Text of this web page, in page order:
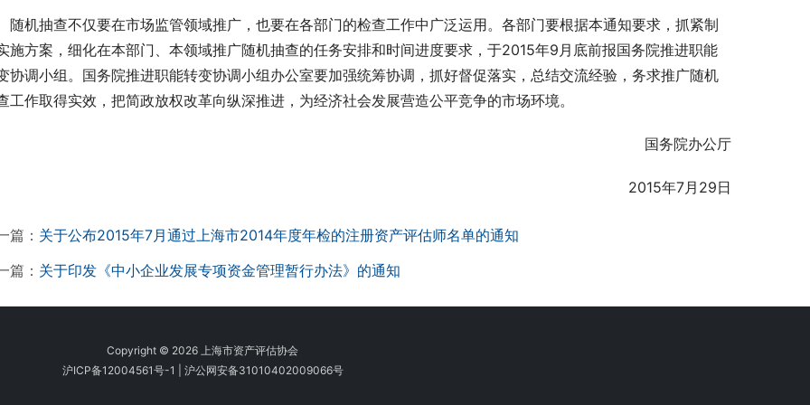
机抽查不仅要在市场监管领域推广，也要在各部门的检查工作中广泛运用。各部门要根据本通知要求，抓紧制
施方案，细化在本部门、本领域推广随机抽查的任务安排和时间进度要求，于2015年9月底前报国务院推进职能
协调小组。国务院推进职能转变协调小组办公室要加强统筹协调，抓好督促落实，总结交流经验，务求推广随机
工作取得实效，把简政放权改革向纵深推进，为经济社会发展营造公平竞争的市场环境。
国务院办公厅
2015年7月29日
篇： 关于公布2015年7月通过上海市2014年度年检的注册资产评估师名单的通知
篇： 关于印发《中小企业发展专项资金管理暂行办法》的通知
Copyright © 2026 上海市资产评估协会
沪ICP备12004561号-1
沪公网安备31010402009066号